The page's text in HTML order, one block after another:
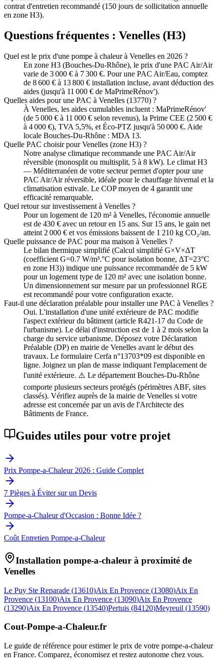
contrat d'entretien recommandé (150 jours de sollicitation annuelle
en zone H3).
Questions fréquentes : Venelles (H3)
Quel est le prix d'une pompe à chaleur à Venelles en 2026 ?
En zone H3 (Bouches-Du-Rhône), le prix d'une PAC Air/Air
varie de 3 000 € à 7 300 €. Pour une PAC Air/Eau, comptez
de 8 600 € à 13 800 € installation incluse, avant déduction des
aides (jusqu'à 11 000 € de MaPrimeRénov').
Quelles aides pour une PAC à Venelles (13770) ?
À Venelles, les aides cumulables incluent : MaPrimeRénov'
(de 5 000 € à 11 000 € selon revenus), la Prime CEE (2 500 €
à 4 000 €), TVA 5,5%, et Éco-PTZ jusqu'à 50 000 €. Aide
locale Bouches-Du-Rhône : MDA 13.
Quelle PAC choisir pour Venelles (zone H3) ?
Notre analyse climatique recommande une PAC Air/Air
réversible (monosplit ou multisplit, 5 à 8 kW). Le climat H3
— Méditerranéen de votre secteur permet d'opter pour une
PAC Air/Air réversible, idéale pour le chauffage hivernal et la
climatisation estivale. Le COP moyen de 4 garantit une
efficacité remarquable.
Quel retour sur investissement à Venelles ?
Pour un logement de 120 m² à Venelles, l'économie annuelle
est de 430 € avec un retour en 15 ans. Sur 15 ans, le gain net
atteint 2 000 € et vos émissions baissent de 1 210 kg CO₂/an.
Quelle puissance de PAC pour ma maison à Venelles ?
Le bilan thermique simplifié (Calcul simplifié G×V×ΔT
(coefficient G=0.7 W/m³.°C pour isolation bonne, ΔT=23°C
en zone H3)) indique une puissance recommandée de 5 kW
pour un logement type de 120 m² avec une isolation bonne.
Un dimensionnement sur mesure par un professionnel RGE
est recommandé pour votre configuration exacte.
Faut-il une déclaration préalable pour installer une PAC à Venelles ?
Oui. L'installation d'une unité extérieure de PAC modifie
l'aspect extérieur du bâtiment (article R421-17 du Code de
l'urbanisme). Le délai d'instruction est de 1 à 2 mois selon la
charge du service urbanisme. Déposez votre Déclaration
Préalable (DP) en mairie de Venelles avant le début des
travaux. Le formulaire Cerfa n°13703*09 est disponible en
ligne. Joignez un plan de masse indiquant l'emplacement de
l'unité extérieure. ⚠️ Le département Bouches-Du-Rhône
comporte plusieurs secteurs protégés (périmètres ABF, sites
classés). Vérifiez auprès de la mairie de Venelles si votre
adresse est concernée par un avis de l'Architecte des
Bâtiments de France.
Guides utiles pour votre projet
Prix Pompe-a-Chaleur 2026 : Guide Complet
7 Pièges à Éviter sur un Devis
Pompe-a-Chaleur d'Occasion : Bonne Idée ?
Coût Entretien Pompe-a-Chaleur
Installation pompe-a-chaleur à proximité de
Venelles
Le Puy Ste Reparade (13610)Aix En Provence (13080)Aix En
Provence (13100)Aix En Provence (13090)Aix En Provence
(13290)Aix En Provence (13540)Pertuis (84120)Meyreuil (13590)
Cout-Pompe-a-Chaleur.fr
Le guide de référence pour estimer le prix de votre pompe-a-chaleur
en France. Comparez, économisez et restez autonome chez vous.